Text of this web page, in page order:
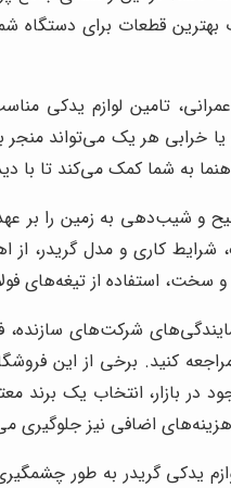
قطعات برای دستگاه
تامین لوازم یدکی
خرابی هر یک می‌تواند منجر
به شما کمک می‌کند تا با
و شیب‌دهی به زمین را بر
کاری و مدل گریدر، از
و سخت، استفاده از
شرکت‌های
کنید. برخی از این
در بازار، انتخاب یک برند
اضافی نیز جلوگیری
یدکی گریدر به طور